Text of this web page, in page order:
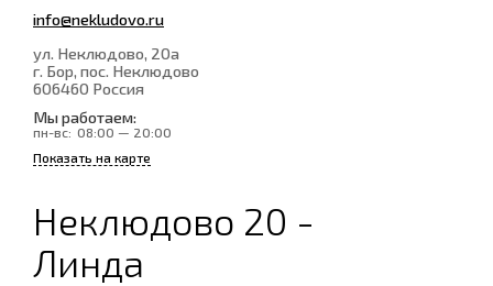
info@nekludovo.ru
ул. Неклюдово, 20а
г. Бор, пос. Неклюдово
606460 Россия
Мы работаем:
пн-вс: 08:00 — 20:00
Показать на карте
Неклюдово 20 -
Линда